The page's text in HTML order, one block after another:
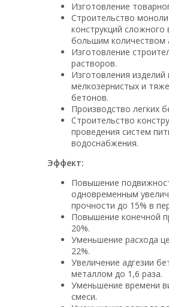
Изготовление
Строительство
конструкций сложного
большим количеством
Изготовление
растворов.
Изготовления изделий
мелкозернистых и
бетонов.
Производство легких
Строительство
проведения систем
водоснабжения.
Эффект:
Повышение
одновременным
прочности до 15% в
Повышение конечной
20%.
Уменьшение расхода
22%.
Увеличение адгезии
металлом до 1,6 раза.
Уменьшение времени
смеси.